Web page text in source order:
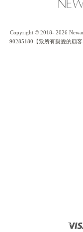
Copyright © 2018- 2026
90285180【致所有親愛的顧